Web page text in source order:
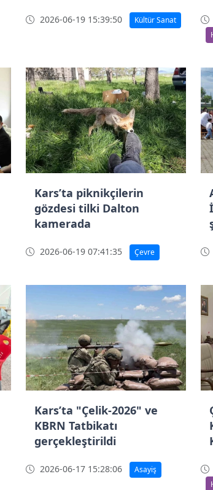
2026-06-19 15:39:50 Kültür Sanat
Kars’ta piknikçilerin
gözdesi tilki Dalton
kamerada
2026-06-19 07:41:35 Çevre
Kars’ta "Çelik-2026" ve
KBRN Tatbikatı
gerçekleştirildi
2026-06-17 15:28:06 Asayiş